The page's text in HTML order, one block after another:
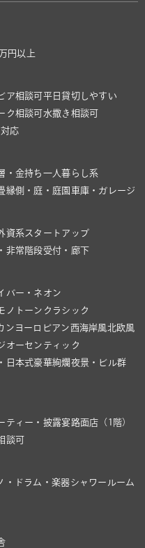
円以上
ア相談可 平日貸切しやすい
ク相談可 水撒き相談可
応
・金持ち 一人暮らし系
縁側・庭・庭園 車庫・ガレージ
資系スタートアップ
非常階段受付・廊下
バー・ネオン
ノトーン クラシック
ン ヨーロピアン 西海岸風北欧風
オーセンティック
日本式豪華絢爛夜景・ビル群
ティー・披露宴路面店（1階）
談可
・ドラム・楽器シャワールーム